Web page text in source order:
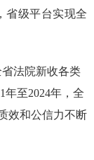
省级平台实现全
法院新收各类
年至2024年，全
效和公信力不断